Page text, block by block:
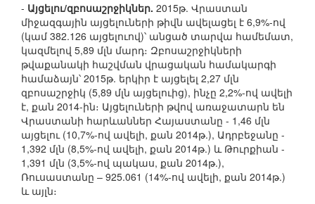
- Այցելու/զբոսաշրջիկներ. 2015թ. Վրաստան
միջազգային այցելուների թիվն ավելացել է 6,9%-ով
(կամ 382.126 այցելուով)՝ անցած տարվա համեմատ,
կազմելով 5,89 մլն մարդ։ Զբոսաշրջիկների
թվաքանակի հաշվման վրացական համակարգի
համաձայն՝ 2015թ. երկիր է այցելել 2,27 մլն
զբոսաշրջիկ (5,89 մլն այցելուից), ինչը 2,2%-ով ավելի
է, քան 2014-ին։ Այցելուների թվով առաջատարն են
Վրաստանի հարևաններ Հայաստանը - 1,46 մլն
այցելու (10,7%-ով ավելի, քան 2014թ.), Ադրբեջանը -
1,392 մլն (8,5%-ով ավելի, քան 2014թ.) և Թուրքիան -
1,391 մլն (3,5%-ով պակաս, քան 2014թ.),
Ռուսաստանը – 925.061 (14%-ով ավելի, քան 2014թ.)
և այլն։